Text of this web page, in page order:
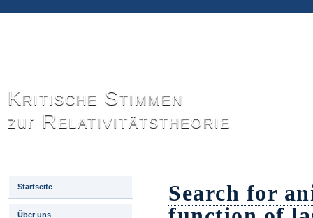
Kritische Stimmen
zur Relativitätstheorie
Startseite
Über uns
Search for